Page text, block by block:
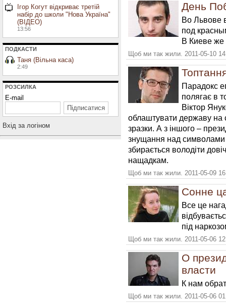
Ігор Когут відкриває третій
набір до школи "Нова Україна"
(ВІДЕО)
13:56
ПОДКАСТИ
Таня (Вільна каса)
2:49
РОЗСИЛКА
E-mail
Вхiд за логiном
День
Во Львове
под
В Киеве же
Щоб ми так жили. 2011-05-10
Парадокс
полягає в
Віктор
облаштувати державу на
зразки. А з іншого –
знущання над
збирається володіти
нащадкам.
Щоб ми так жили. 2011-05-09
Сонне
Все це
під
Щоб ми так жили. 2011-05-06
О
власти
К нам
Щоб ми так жили. 2011-05-06